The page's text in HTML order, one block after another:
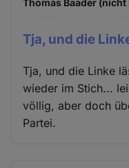
Thomas Baader
Tja, und die
Tja, und die Linke
wieder im Stich...
völlig, aber doch
Partei.